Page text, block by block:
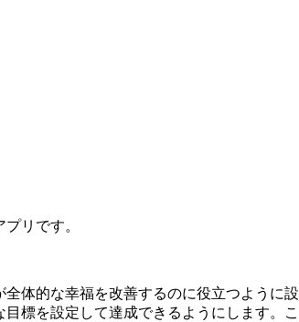
リです。
体的な幸福を改善するのに役立つように
標を設定して達成できるようにします。